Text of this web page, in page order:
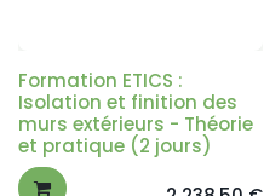
Formation ETICS :
Isolation et finition des
murs extérieurs - Théorie
et pratique (2 jours)